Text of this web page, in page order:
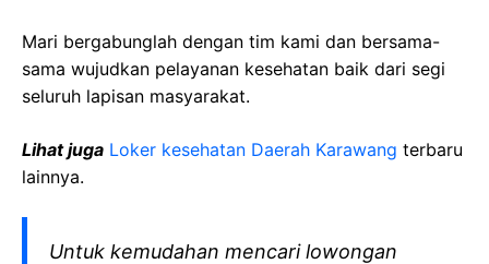
Mari bergabunglah dengan tim kami dan bersama-
sama wujudkan pelayanan kesehatan baik dari segi
seluruh lapisan masyarakat.
Lihat juga Loker kesehatan Daerah Karawang terbaru
lainnya.
Untuk kemudahan mencari lowongan